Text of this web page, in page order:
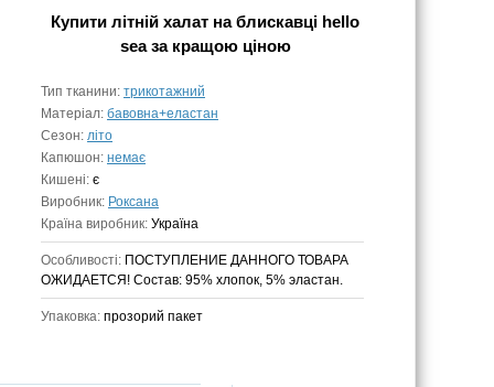
Купити літній халат на блискавці hello
seaза кращою ціною
Тип тканини: трикотажний
Матеріал: бавовна+еластан
Сезон: літо
Капюшон: немає
Кишені: є
Виробник: Роксана
Країна виробник: Україна
Особливості: ПОСТУПЛЕНИЕ ДАННОГО ТОВАРА
ОЖИДАЕТСЯ! Состав: 95% хлопок, 5% эластан.
Упаковка: прозорий пакет